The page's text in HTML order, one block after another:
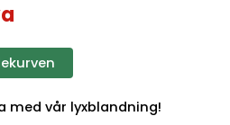
med vår lyxblandning!